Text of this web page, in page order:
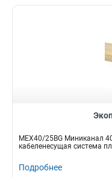
MEX40/25BG Миниканал
кабеленесущая система
Подробнее